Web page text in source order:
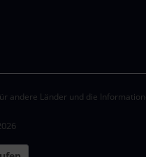
andere Länder und die